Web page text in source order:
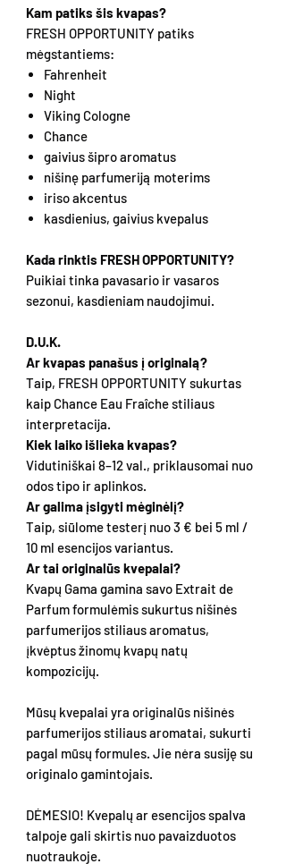
Kam patiks šis kvapas?
FRESH OPPORTUNITY patiks
mėgstantiems:
Fahrenheit
Night
Viking Cologne
Chance
gaivius šipro aromatus
nišinę parfumeriją moterims
iriso akcentus
kasdienius, gaivius kvepalus
Kada rinktis FRESH OPPORTUNITY?
Puikiai tinka pavasario ir vasaros
sezonui, kasdieniam naudojimui.
D.U.K.
Ar kvapas panašus į originalą?
Taip, FRESH OPPORTUNITY sukurtas
kaip Chance Eau Fraîche stiliaus
interpretacija.
Kiek laiko išlieka kvapas?
Vidutiniškai 8–12 val., priklausomai nuo
odos tipo ir aplinkos.
Ar galima įsigyti mėginėlį?
Taip, siūlome testerį nuo 3 € bei 5 ml /
10 ml esencijos variantus.
Ar tai originalūs kvepalai?
Kvapų Gama gamina savo Extrait de
Parfum formulėmis sukurtus nišinės
parfumerijos stiliaus aromatus,
įkvėptus žinomų kvapų natų
kompozicijų.
Mūsų kvepalai yra originalūs nišinės
parfumerijos stiliaus aromatai, sukurti
pagal mūsų formules. Jie nėra susiję su
originalo gamintojais.
DĖMESIO! Kvepalų ar esencijos spalva
talpoje gali skirtis nuo pavaizduotos
nuotraukoje.